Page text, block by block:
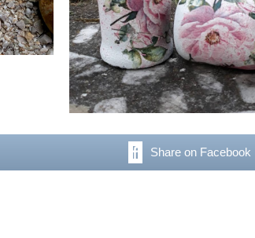
Share on Facebook